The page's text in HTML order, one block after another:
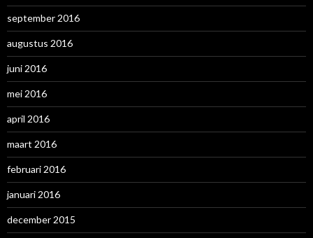
september 2016
augustus 2016
juni 2016
mei 2016
april 2016
maart 2016
februari 2016
januari 2016
december 2015